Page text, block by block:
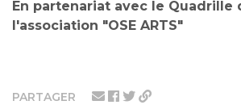
PARTAGER
En partenariat avec le Quadrille
l'association "OSE ARTS"